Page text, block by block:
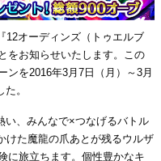
12オーディンズ（トゥエルブ
をお知らせいたします。この
ンを2016年3月7日（月）～3月
。
い、みんなで×つなげるバトル
けた魔龍の爪あとが残るウルザ
に旅立ちます。個性豊かなキ